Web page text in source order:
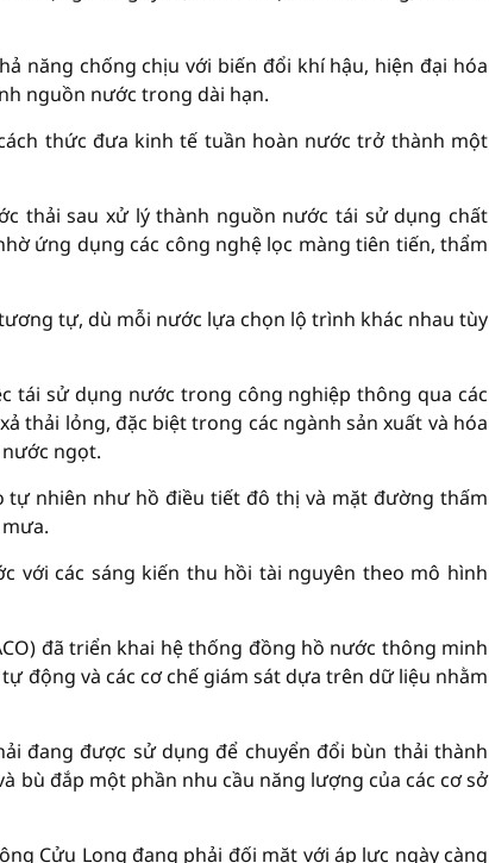
năng chống chịu với biến đổi khí hậu, hiện đại hóa
nguồn nước trong dài hạn.
thức đưa kinh tế tuần hoàn nước trở thành một
thải sau xử lý thành nguồn nước tái sử dụng chất
ứng dụng các công nghệ lọc màng tiên tiến, thẩm
tự, dù mỗi nước lựa chọn lộ trình khác nhau tùy
tái sử dụng nước trong công nghiệp thông qua các
thải lỏng, đặc biệt trong các ngành sản xuất và hóa
ngọt.
tự nhiên như hồ điều tiết đô thị và mặt đường thấm
với các sáng kiến thu hồi tài nguyên theo mô hình
đã triển khai hệ thống đồng hồ nước thông minh
động và các cơ chế giám sát dựa trên dữ liệu nhằm
đang được sử dụng để chuyển đổi bùn thải thành
bù đắp một phần nhu cầu năng lượng của các cơ sở
Cửu Long đang phải đối mặt với áp lực ngày càng